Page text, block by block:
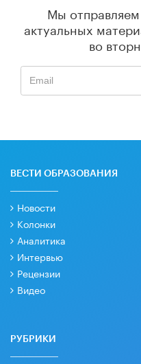
Мы
актуальных
во
ВЕСТИ ОБРАЗОВАНИЯ
Новости
Колонки
Аналитика
Интервью
Рецензии
Видео
РУБРИКИ